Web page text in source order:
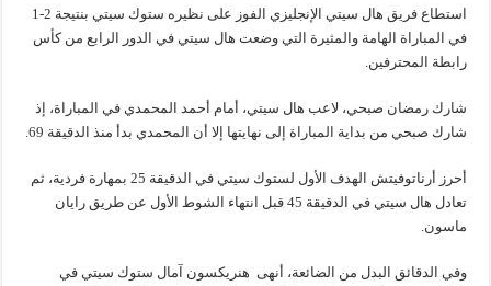
استطاع فريق هال سيتي الإنجليزي الفوز على نظيره ستوك سيتي بنتيجة 2-1
في المباراة الهامة والمثيرة التي وضعت هال سيتي في الدور الرابع من كأس
رابطة المحترفين.
شارك رمضان صبحي، لاعب هال سيتي، أمام أحمد المحمدي في المباراة، إذ
شارك صبحي من بداية المباراة إلى نهايتها إلا أن المحمدي بدأ منذ الدقيقة 69.
أحرز أرناتوفيتش الهدف الأول لستوك سيتي في الدقيقة 25 بمهارة فردية، ثم
تعادل هال سيتي في الدقيقة 45 قبل انتهاء الشوط الأول عن طريق رايان
ماسون.
وفي الدقائق البدل من الضائعة، أنهى هنريكسون آمال ستوك سيتي في